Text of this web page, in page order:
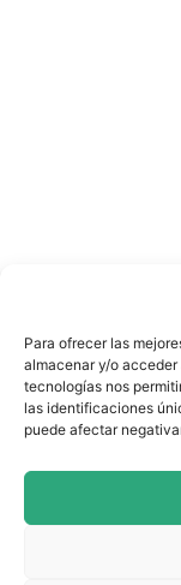
Para ofrecer las
almacenar y/o
tecnologías nos
las identificaciones
puede afectar